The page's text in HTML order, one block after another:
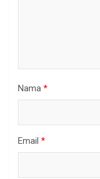
Nama *
Email *